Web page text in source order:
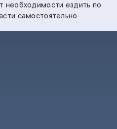
необходимости ездить по
самостоятельно.